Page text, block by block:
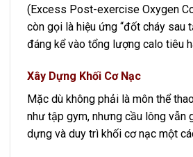
(Excess Post-exercise Oxygen
còn gọi là hiệu ứng “đốt cháy sau
đáng kể vào tổng lượng calo tiêu
Xây Dựng Khối Cơ Nạc
Mặc dù không phải là môn thể
như tập gym, nhưng cầu lông vẫn
dựng và duy trì khối cơ nạc một